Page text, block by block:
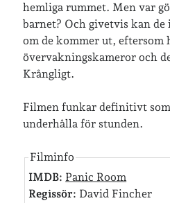
Senaste inläggen
Sista semesterveckan
Från Hälleforsnäs till Katrineholm på
Nu är jag 46 år
Jonas 47 år!
Senaste kommentarer
Karinom Vålådalsfyrkanten 2024
MariaomVår bröllopsdikt
hemliga rummet. Men var
barnet? Och givetvis kan de
om de kommer ut, eftersom
övervakningskameror och
Krångligt.
Filmen funkar definitivt
underhålla för stunden.
Filminfo
IMDB: Panic Room
Regissör: David Fincher